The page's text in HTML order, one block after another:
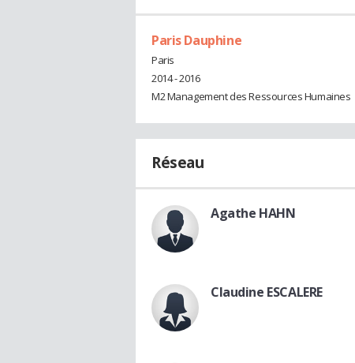
Paris Dauphine
Paris
2014 - 2016
M2 Management des Ressources Humaines
Réseau
Agathe HAHN
Claudine ESCALERE